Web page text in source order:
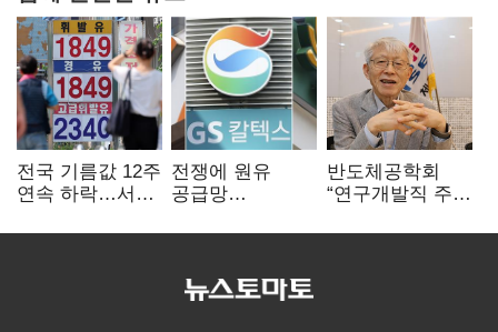
전국 기름값 12주
연속 하락…서울
전쟁에 원유
공급망
정유, 에너지안보
반도체공학회
“연구개발직 주
개선해야”